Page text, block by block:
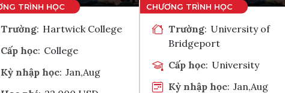
Trường: Hartwick College
Cấp học: College
Kỳ nhập học: Jan,Aug
Trường: University of
Bridgeport
Cấp học: University
Kỳ nhập học: Jan,Aug